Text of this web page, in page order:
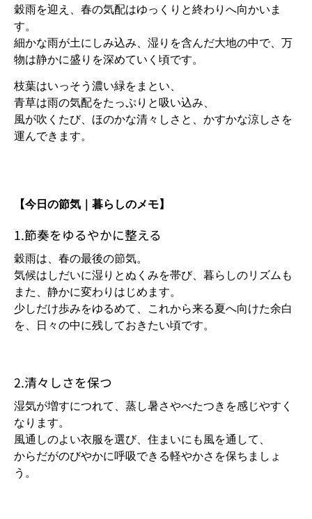
穀雨を迎え、春の気配はゆっくりと終わりへ向かいま
す。
細かな雨が土にしみ込み、湿りを含んだ大地の中で、万
物は静かに盛りを深めていく頃です。
枝葉はいっそう濃い緑をまとい、
青草は雨の気配をたっぷりと吸い込み、
風が吹くたび、ほのかな清々しさと、かすかな涼しさを
運んできます。
【今日の節気｜暮らしのメモ】
1.節奏をゆるやかに整える
穀雨は、春の最後の節気。
気候はしだいに湿りとぬくみを帯び、暮らしのリズムも
また、静かに変わりはじめます。
少しだけ歩みをゆるめて、これから来る夏へ向けた余白
を、日々の中に残しておきたい頃です。
2.清々しさを保つ
湿気が増すにつれて、蒸し暑さやべたつきを感じやすく
なります。
風通しのよい衣服を選び、住まいにも風を通して、
からだがのびやかに呼吸できる軽やかさを保ちましょ
う。